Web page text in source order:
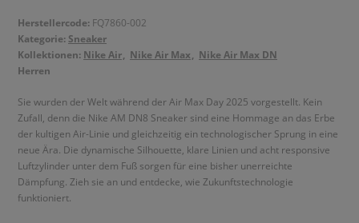
Herstellercode: FQ7860-002
Kategorie: Sneaker
Kollektionen: Nike Air Nike Air Max
Nike Air Max DN
Herren
Sie wurden der Welt während der Air Max Day 2025 vorgestellt. Kein
Zufall, denn die Nike AM DN8 Sneaker sind eine Hommage an das Erbe
der kultigen Air-Linie und gleichzeitig ein technologischer Sprung in eine
neue Ära. Die dynamische Silhouette, klare Linien und acht responsive
Luftzylinder unter dem Fuß sorgen für eine bisher unerreichte
Dämpfung. Zieh sie an und entdecke, wie Zukunftstechnologie
funktioniert.